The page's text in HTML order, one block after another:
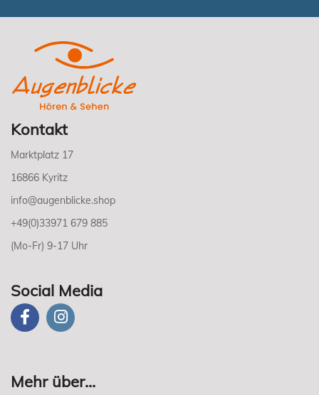
Kontakt
Marktplatz 17
16866 Kyritz
info@augenblicke.shop
+49(0)33971 679 885
(Mo-Fr) 9-17 Uhr
Social Media
Mehr über...